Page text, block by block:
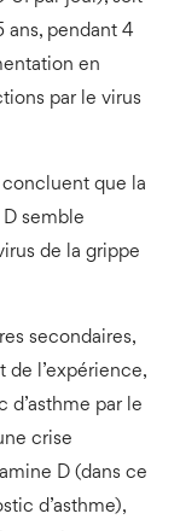
ans, pendant 4
en
par le virus
concluent que la
semble
de la grippe
secondaires,
de l’expérience,
d’asthme par le
crise
D (dans ce
d’asthme),